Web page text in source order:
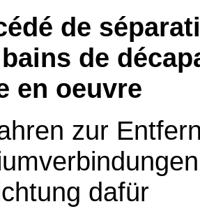
de
de
en oeuvre
zur
dafür